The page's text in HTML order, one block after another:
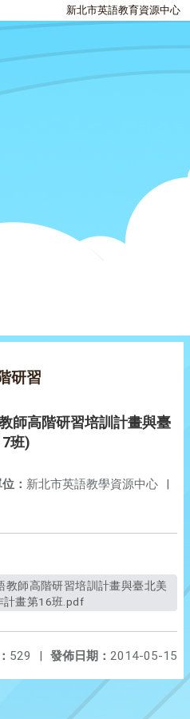
新北市英語教育資源中心
研習
師高階研習培訓計畫與臺
班)
： 新北市英語教學資源中心 |
計畫第16班.pdf
發佈日期： 2014-05-15
529 |